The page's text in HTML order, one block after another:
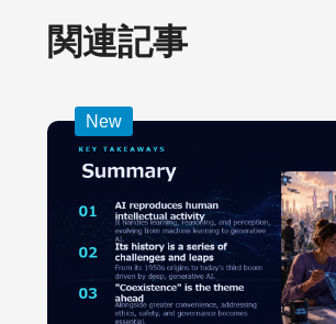
関連記事
New